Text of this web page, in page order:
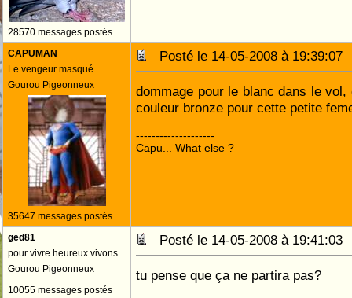
28570 messages postés
CAPUMAN
Le vengeur masqué
Gourou Pigeonneux
35647 messages postés
Posté le 14-05-2008 à
dommage pour le blanc dans le
couleur bronze pour cette petite
--------------------
Capu... What else ?
ged81
pour vivre heureux vivons
Gourou Pigeonneux
10055 messages postés
Posté le 14-05-2008 à
tu pense que ça ne partira pas?